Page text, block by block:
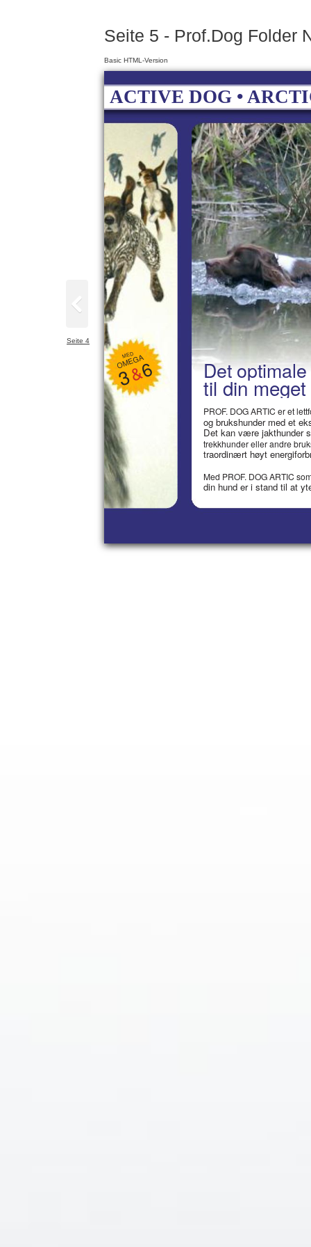
Seite 5 - Prof.Dog Folder
Basic HTML-Version
ACTIVE DOG •
MED
OMEGA
3&6 Det
til din
PROF. DOG ARTIC er et
og brukshunder med et
Det kan være jakthunder
trekkhunder eller andre
traordinært høyt
Med PROF. DOG ARTIC
din hund er i stand til at
Seite 4